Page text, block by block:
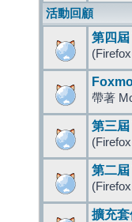
活動回顧
第四
帶著
第三
第二
擴充